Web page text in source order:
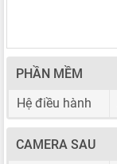
PHẦN MỀM
Hệ điều hành
CAMERA SAU